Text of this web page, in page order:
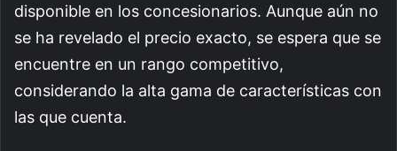
disponible en los concesionarios. Aunque aún no
se ha revelado el precio exacto, se espera que se
encuentre en un rango competitivo,
considerando la alta gama de características con
las que cuenta.